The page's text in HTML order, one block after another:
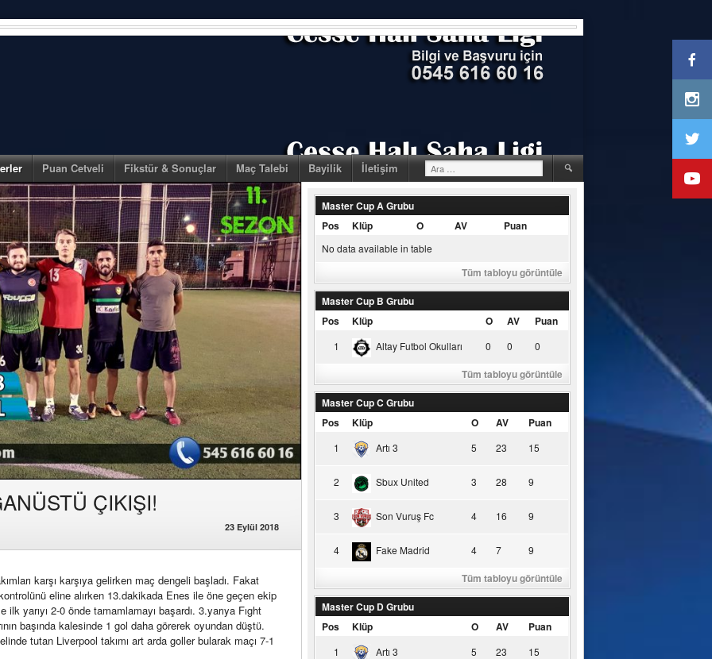
Puan Cetveli Fikstür & Sonuçlar Maç Talebi Bayilik İletişim Arama:
ÇIKIŞI!
23 Eylül 2018
karşı karşıya gelirken maç dengeli başladı. Fakat
eline alırken 13.dakikada Enes ile öne geçen ekip
ilk yarıyı 2-0 önde tamamlamayı başardı. 3.yarıya Fıght
başında kalesinde 1 gol daha görerek oyundan düştü.
tutan Liverpool takımı art arda goller bularak maçı 7-1
Master Cup A Grubu
Pos
Klüp O AV Puan
No data available in table
Tüm tabloyu görüntüle
Master Cup B Grubu
Pos
Klüp O AV Puan
1 Altay Futbol Okulları 0 0 0
Tüm tabloyu görüntüle
Master Cup C Grubu
Pos
Klüp O AV Puan
1 Artı 3 5 23 15
2 Sbux United 3 28 9
3 Son Vuruş Fc 4 16 9
4 Fake Madrid 4 7 9
Tüm tabloyu görüntüle
Master Cup D Grubu
Pos
Klüp O AV Puan
1 Artı 3 5 23 15